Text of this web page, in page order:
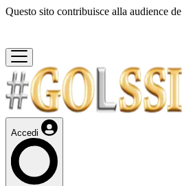
Questo sito contribuisce alla audience de
Accedi